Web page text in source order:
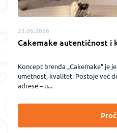
23.06.2026
Cakemake autentičnost i
Koncept brenda „Cakemake” je
umetnost, kvalitet. Postoje već
adrese – u...